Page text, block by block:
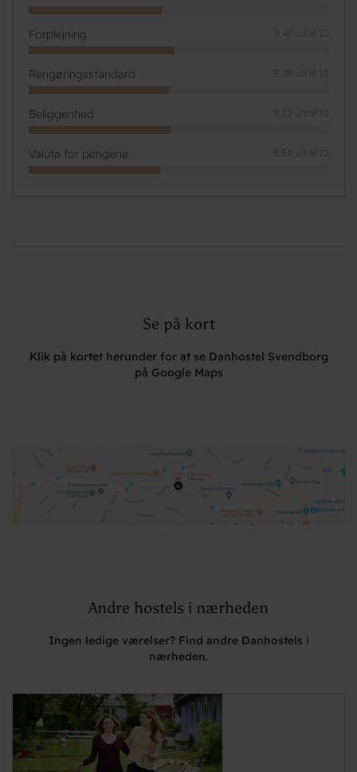
Forplejning 9,47 ud af 10
Rengøringsstandard 9,08 ud af 10
Beliggenhed 9,22 ud af 10
Valuta for pengene 8,54 ud af 10
Se på kort
Klik på kortet herunder for at se Danhostel Svendborg
på Google Maps
Andre hostels i nærheden
Ingen ledige værelser? Find andre Danhostels i
nærheden.